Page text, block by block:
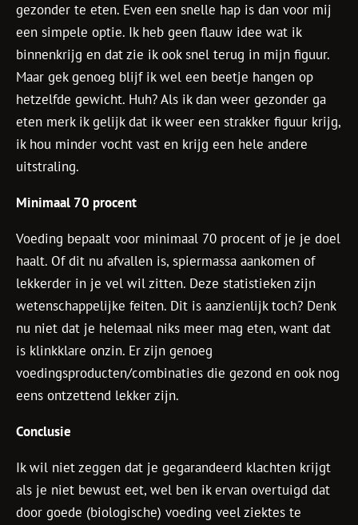
gezonder te eten. Even een snelle hap is dan voor mij
een simpele optie. Ik heb geen flauw idee wat ik
binnenkrijg en dat zie ik ook snel terug in mijn figuur.
Maar gek genoeg blijf ik wel een beetje hangen op
hetzelfde gewicht. Huh? Als ik dan weer gezonder ga
eten merk ik gelijk dat ik weer een strakker figuur krijg,
ik hou minder vocht vast en krijg een hele andere
uitstraling.
Minimaal 70 procent
Voeding bepaalt voor minimaal 70 procent of je je doel
haalt. Of dit nu afvallen is, spiermassa aankomen of
lekkerder in je vel wil zitten. Deze statistieken zijn
wetenschappelijke feiten. Dit is aanzienlijk toch? Denk
nu niet dat je helemaal niks meer mag eten, want dat
is klinkklare onzin. Er zijn genoeg
voedingsproducten/combinaties die gezond en ook nog
eens ontzettend lekker zijn.
Conclusie
Ik wil niet zeggen dat je gegarandeerd klachten krijgt
als je niet bewust eet, wel ben ik ervan overtuigd dat
door goede (biologische) voeding veel ziektes te